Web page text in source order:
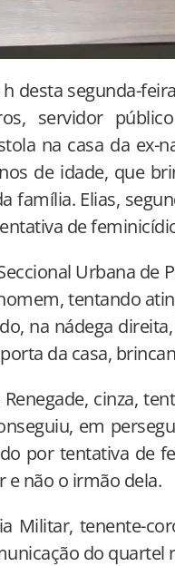
desta segunda-
servidor
na casa da ex-
de idade, que
família. Elias,
de
Urbana de
tentando
na nádega
da casa,
cinza,
em
por tentativa de
e não o irmão dela.
Militar, tenente-
do quartel